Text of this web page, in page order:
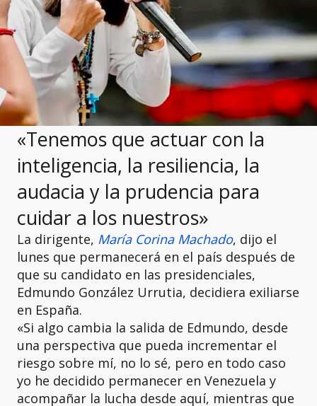
«Tenemos que actuar con la
inteligencia, la resiliencia, la
audacia y la prudencia para
cuidar a los nuestros»
La dirigente, María Corina Machado, dijo el
lunes que permanecerá en el país después de
que su candidato en las presidenciales,
Edmundo González Urrutia, decidiera exiliarse
en España.
«Si algo cambia la salida de Edmundo, desde
una perspectiva que pueda incrementar el
riesgo sobre mí, no lo sé, pero en todo caso
yo he decidido permanecer en Venezuela y
acompañar la lucha desde aquí, mientras que